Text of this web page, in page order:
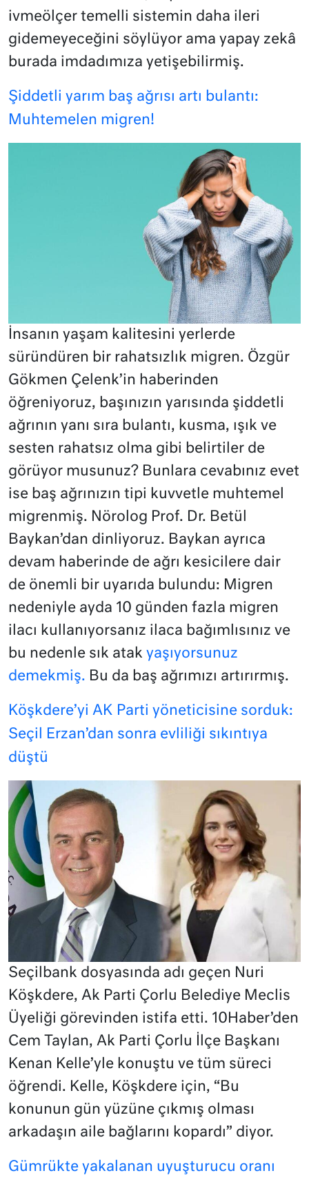
ivmeölçer temelli sistemin daha ileri
gidemeyeceğini söylüyor ama yapay zekâ
burada imdadımıza yetişebilirmiş.
Şiddetli yarım baş ağrısı artı bulantı:
Muhtemelen migren!
İnsanın yaşam kalitesini yerlerde
süründüren bir rahatsızlık migren. Özgür
Gökmen Çelenk’in haberinden
öğreniyoruz, başınızın yarısında şiddetli
ağrının yanı sıra bulantı, kusma, ışık ve
sesten rahatsız olma gibi belirtiler de
görüyor musunuz? Bunlara cevabınız evet
ise baş ağrınızın tipi kuvvetle muhtemel
migrenmiş. Nörolog Prof. Dr. Betül
Baykan’dan dinliyoruz. Baykan ayrıca
devam haberinde de ağrı kesicilere dair
de önemli bir uyarıda bulundu: Migren
nedeniyle ayda 10 günden fazla migren
ilacı kullanıyorsanız ilaca bağımlısınız ve
bu nedenle sık atak yaşıyorsunuz
demekmiş. Bu da baş ağrımızı artırırmış.
Köşkdere’yi AK Parti yöneticisine sorduk:
Seçil Erzan’dan sonra evliliği sıkıntıya
düştü
Seçilbank dosyasında adı geçen Nuri
Köşkdere, Ak Parti Çorlu Belediye Meclis
Üyeliği görevinden istifa etti. 10Haber’den
Cem Taylan, Ak Parti Çorlu İlçe Başkanı
Kenan Kelle’yle konuştu ve tüm süreci
öğrendi. Kelle, Köşkdere için, “Bu
konunun gün yüzüne çıkmış olması
arkadaşın aile bağlarını kopardı” diyor.
Gümrükte yakalanan uyuşturucu oranı